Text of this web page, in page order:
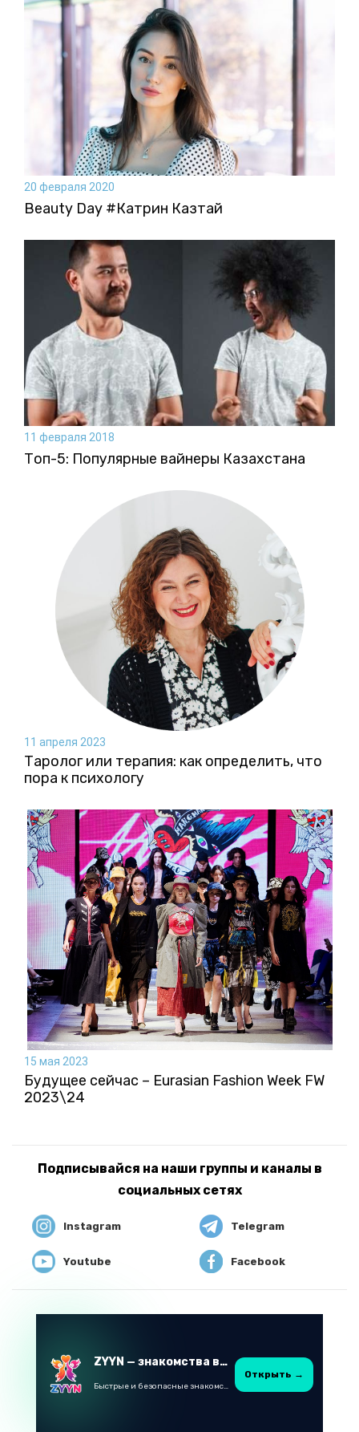
20 февраля 2020
Beauty Day #Катрин Казтай
11 февраля 2018
Топ-5: Популярные вайнеры Казахстана
11 апреля 2023
Таролог или терапия: как определить, что
пора к психологу
15 мая 2023
Будущее сейчас – Eurasian Fashion Week FW
2023\24
Подписывайся на наши группы и каналы в
социальных сетях
Instagram Telegram
Youtube Facebook
ZYYN — знакомства в Казахстане
Быстрые и безопасные знакомства в Telegram
Открыть →